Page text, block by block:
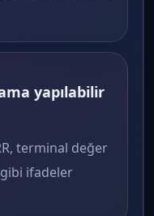
yapılabilir
terminal değer
ifadeler